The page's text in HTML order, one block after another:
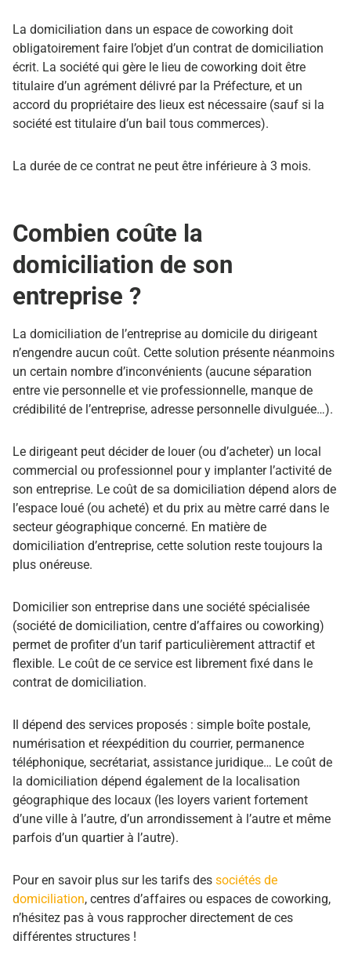
La domiciliation dans un espace de coworking doit
obligatoirement faire l’objet d’un contrat de domiciliation
écrit. La société qui gère le lieu de coworking doit être
titulaire d’un agrément délivré par la Préfecture, et un
accord du propriétaire des lieux est nécessaire (sauf si la
société est titulaire d’un bail tous commerces).
La durée de ce contrat ne peut être inférieure à 3 mois.
Combien coûte la
domiciliation de son
entreprise ?
La domiciliation de l’entreprise au domicile du dirigeant
n’engendre aucun coût. Cette solution présente néanmoins
un certain nombre d’inconvénients (aucune séparation
entre vie personnelle et vie professionnelle, manque de
crédibilité de l’entreprise, adresse personnelle divulguée…).
Le dirigeant peut décider de louer (ou d’acheter) un local
commercial ou professionnel pour y implanter l’activité de
son entreprise. Le coût de sa domiciliation dépend alors de
l’espace loué (ou acheté) et du prix au mètre carré dans le
secteur géographique concerné. En matière de
domiciliation d’entreprise, cette solution reste toujours la
plus onéreuse.
Domicilier son entreprise dans une société spécialisée
(société de domiciliation, centre d’affaires ou coworking)
permet de profiter d’un tarif particulièrement attractif et
flexible. Le coût de ce service est librement fixé dans le
contrat de domiciliation.
Il dépend des services proposés : simple boîte postale,
numérisation et réexpédition du courrier, permanence
téléphonique, secrétariat, assistance juridique… Le coût de
la domiciliation dépend également de la localisation
géographique des locaux (les loyers varient fortement
d’une ville à l’autre, d’un arrondissement à l’autre et même
parfois d’un quartier à l’autre).
Pour en savoir plus sur les tarifs des sociétés de
domiciliation, centres d’affaires ou espaces de coworking,
n’hésitez pas à vous rapprocher directement de ces
différentes structures !